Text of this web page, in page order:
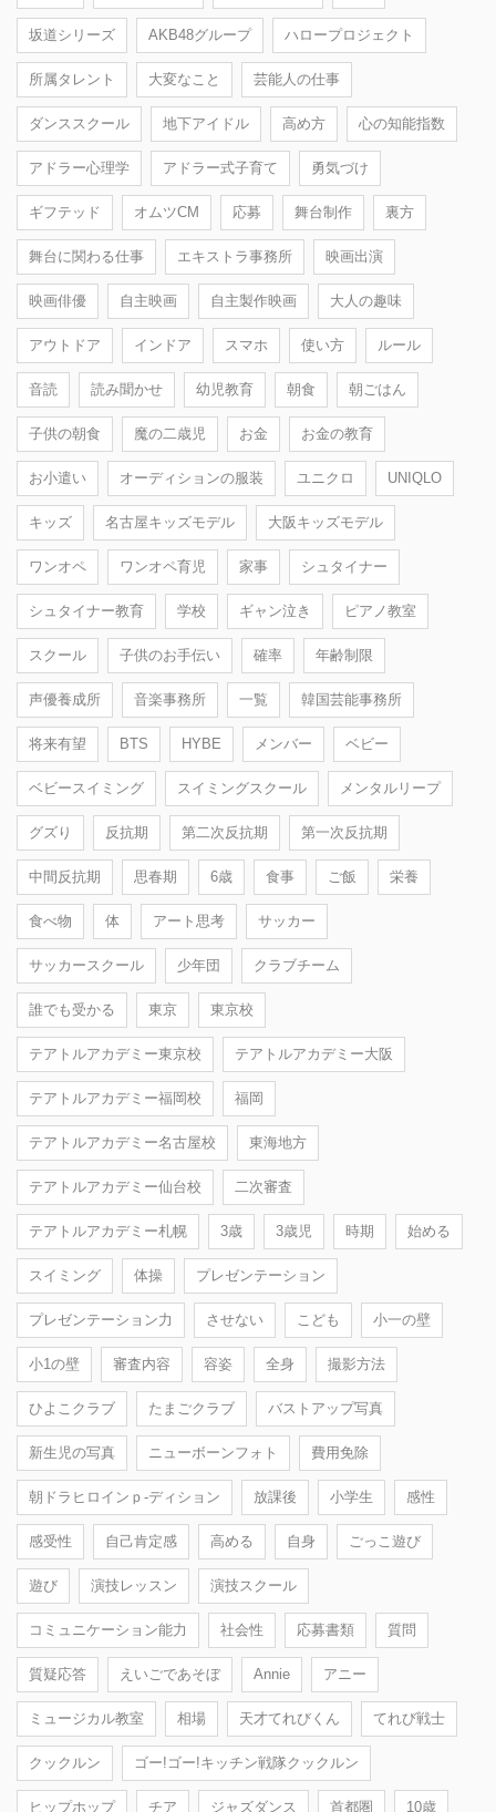
坂道シリーズ AKB48グループ ハロープロジェクト
所属タレント 大変なこと 芸能人の仕事
ダンススクール 地下アイドル 高め方 心の知能指数
アドラー心理学 アドラー式子育て 勇気づけ
ギフテッド オムツCM 応募 舞台制作 裏方
舞台に関わる仕事 エキストラ事務所 映画出演
映画俳優 自主映画 自主製作映画 大人の趣味
アウトドア インドア スマホ 使い方 ルール
音読 読み聞かせ 幼児教育 朝食 朝ごはん
子供の朝食 魔の二歳児 お金 お金の教育
お小遣い オーディションの服装 ユニクロ UNIQLO
キッズ 名古屋キッズモデル 大阪キッズモデル
ワンオペ ワンオペ育児 家事 シュタイナー
シュタイナー教育 学校 ギャン泣き ピアノ教室
スクール 子供のお手伝い 確率 年齢制限
声優養成所 音楽事務所 一覧 韓国芸能事務所
将来有望 BTS HYBE メンバー ベビー
ベビースイミング スイミングスクール メンタルリープ
グズり 反抗期 第二次反抗期 第一次反抗期
中間反抗期 思春期 6歳 食事 ご飯 栄養
食べ物 体 アート思考 サッカー
サッカースクール 少年団 クラブチーム
誰でも受かる 東京 東京校
テアトルアカデミー東京校 テアトルアカデミー大阪
テアトルアカデミー福岡校 福岡
テアトルアカデミー名古屋校 東海地方
テアトルアカデミー仙台校 二次審査
テアトルアカデミー札幌 3歳 3歳児 時期 始める
スイミング 体操 プレゼンテーション
プレゼンテーション力 させない こども 小一の壁
小1の壁 審査内容 容姿 全身 撮影方法
ひよこクラブ たまごクラブ バストアップ写真
新生児の写真 ニューボーンフォト 費用免除
朝ドラヒロインｐ-ディション 放課後 小学生 感性
感受性 自己肯定感 高める 自身 ごっこ遊び
遊び 演技レッスン 演技スクール
コミュニケーション能力 社会性 応募書類 質問
質疑応答 えいごであそぼ Annie アニー
ミュージカル教室 相場 天才てれびくん てれび戦士
クックルン ゴー!ゴー!キッチン戦隊クックルン
ヒップホップ チア ジャズダンス 首都圏 10歳